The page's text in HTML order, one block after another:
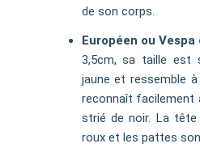
de son corps.
Européen ou Vespa
3,5cm, sa taille est
jaune et ressemble
reconnaît facilement
strié de noir. La
roux et les pattes